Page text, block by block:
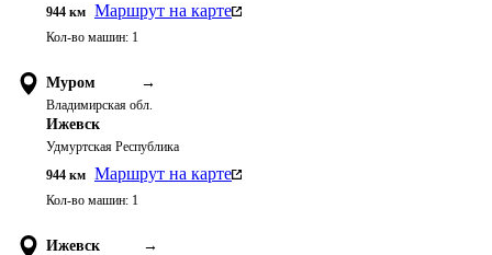
944 км Маршрут на карте
Кол-во машин: 1
Муром →
Владимирская обл.
Ижевск
Удмуртская Республика
944 км Маршрут на карте
Кол-во машин: 1
Ижевск →